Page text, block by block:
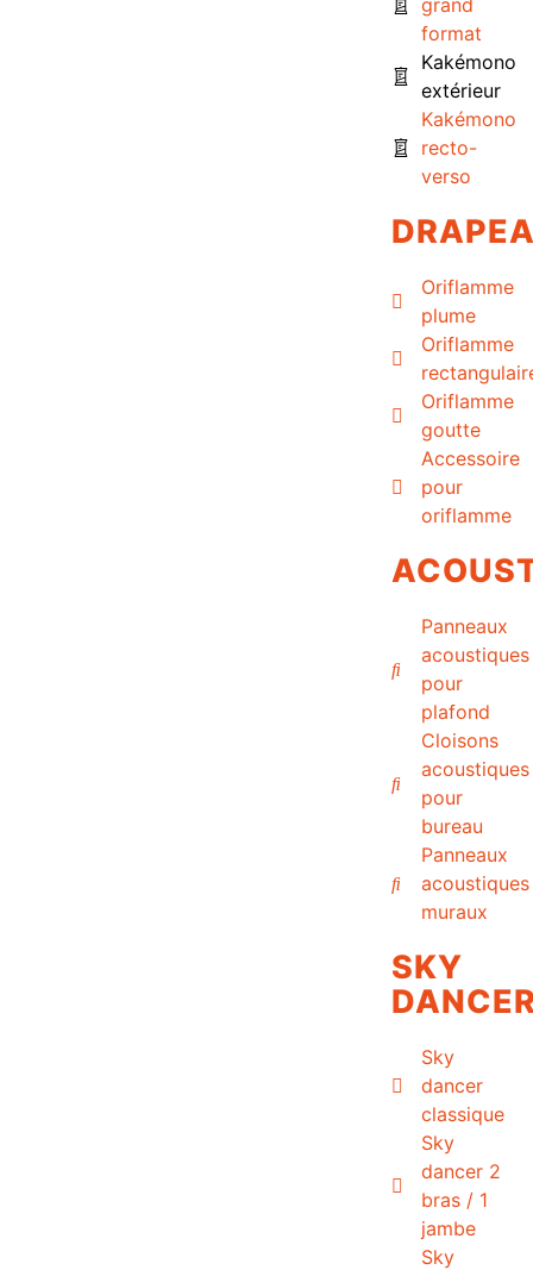
format
Kakémono
extérieur
Kakémono
recto-
verso
Oriflamme
plume
Oriflamme
Oriflamme
goutte
Accessoire
pour
oriflamme
Panneaux
acoustiques
pour
plafond
Cloisons
acoustiques
pour
bureau
Panneaux
acoustiques
muraux
SKY
Sky
dancer
classique
Sky
dancer 2
bras / 1
jambe
Sky